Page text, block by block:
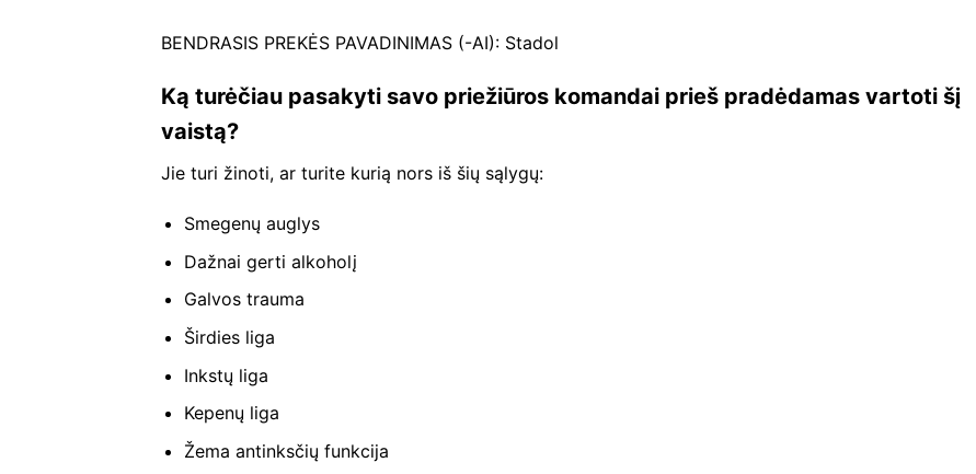
BENDRASIS PREKĖS PAVADINIMAS (-AI): Stadol
Ką turėčiau pasakyti savo priežiūros komandai prieš pradėdamas vartoti šį
vaistą?
Jie turi žinoti, ar turite kurią nors iš šių sąlygų:
Smegenų auglys
Dažnai gerti alkoholį
Galvos trauma
Širdies liga
Inkstų liga
Kepenų liga
Žema antinksčių funkcija